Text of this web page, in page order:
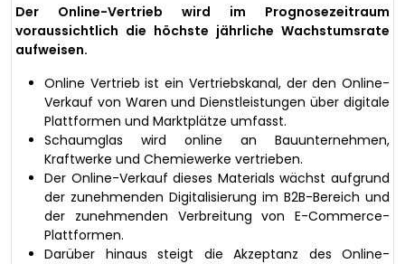
Der Online-Vertrieb wird im Prognosezeitraum
voraussichtlich die höchste jährliche Wachstumsrate
aufweisen.
Online Vertrieb ist ein Vertriebskanal, der den Online-
Verkauf von Waren und Dienstleistungen über digitale
Plattformen und Marktplätze umfasst.
Schaumglas wird online an Bauunternehmen,
Kraftwerke und Chemiewerke vertrieben.
Der Online-Verkauf dieses Materials wächst aufgrund
der zunehmenden Digitalisierung im B2B-Bereich und
der zunehmenden Verbreitung von E-Commerce-
Plattformen.
Darüber hinaus steigt die Akzeptanz des Online-